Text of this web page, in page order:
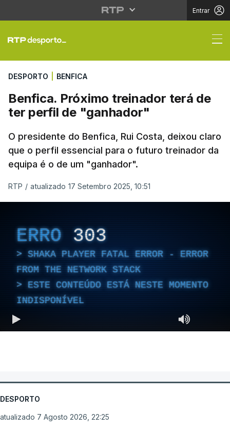
Entrar
Benfica. Próximo
DESPORTO BENFICA
Benfica. Próximo treinador terá de
ter perfil de "ganhador"
O presidente do Benfica, Rui Costa, deixou claro
que o perfil essencial para o futuro treinador da
equipa é o de um "ganhador".
RTP / atualizado 17 Setembro 2025, 10:51
ERRO 303
SHAKA PLAYER FATAL ERROR - ERROR
FROM THE NETWORK STACK
ESTE CONTEÚDO ESTÁ NESTE MOMENTO
INDISPONÍVEL
DESPORTO
atualizado 7 Agosto 2026, 22:25